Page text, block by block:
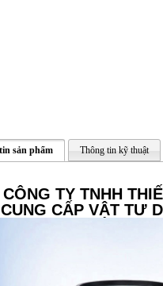
sản phẩm Thông tin kỹ thuật
CÔNG TY TNHH
CUNG CẤP VẬT TƯ